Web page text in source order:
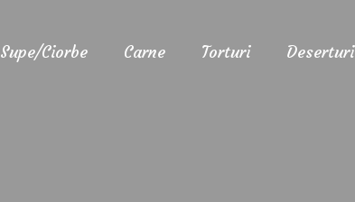
Supe/Ciorbe Carne Torturi Deserturi